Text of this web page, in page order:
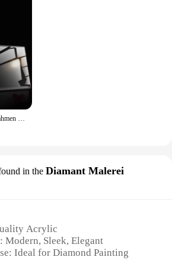
Transparenter Acryl Bilderrahmen Displayst änder Schreibtisch Display Kartenst änder Preis schild Clip Zeichen Karten halter steht
in the Diamant Malerei
Acrylic
Modern, Sleek, Elegant
Ideal for Diamond Painting